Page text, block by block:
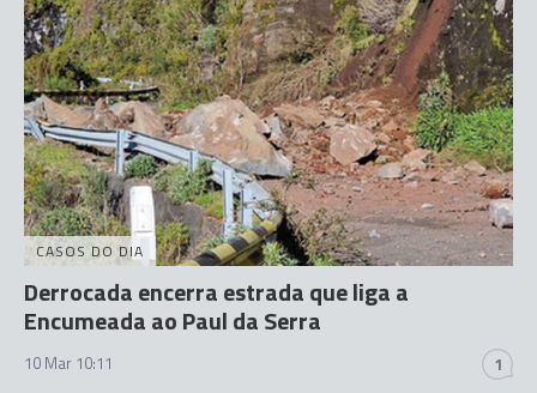
CASOS DO DIA
Derrocada encerra estrada que liga a
Encumeada ao Paul da Serra
10 Mar 10:11 1